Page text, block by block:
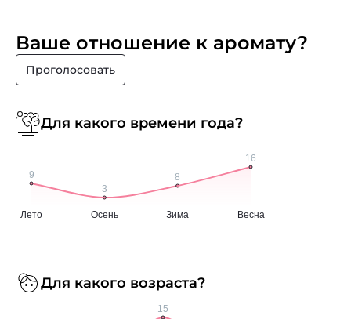
Ваше отношение к аромату?
Проголосовать
Для какого времени года?
Для какого возраста?